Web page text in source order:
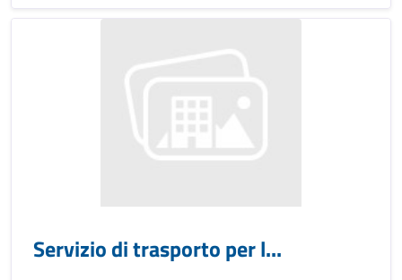
Servizio di trasporto per l...